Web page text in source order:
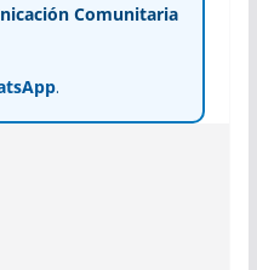
Comunitaria
.